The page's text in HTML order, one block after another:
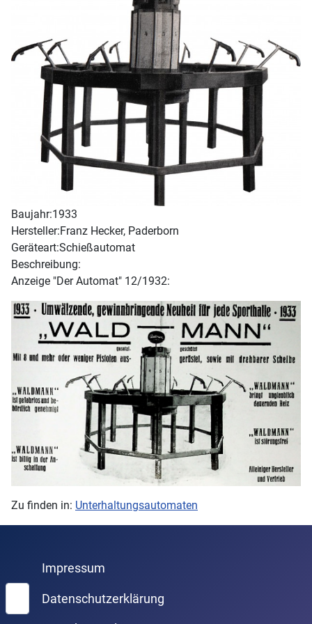
Baujahr:1933
Hersteller:Franz Hecker, Paderborn
Geräteart:Schießautomat
Beschreibung:
Anzeige "Der Automat" 12/1932:
Zu finden in: Unterhaltungsautomaten
Suchen
Impressum
Datenschutzerklärung